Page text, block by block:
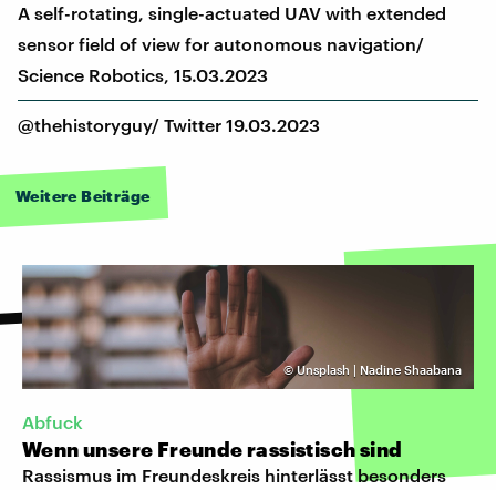
A self-rotating, single-actuated UAV with extended
sensor field of view for autonomous navigation/
Science Robotics, 15.03.2023
@thehistoryguy/ Twitter 19.03.2023
Weitere Beiträge
©Unsplash | Nadine Shaabana
Abfuck
Wenn unsere Freunde rassistisch sind
Rassismus im Freundeskreis hinterlässt besonders